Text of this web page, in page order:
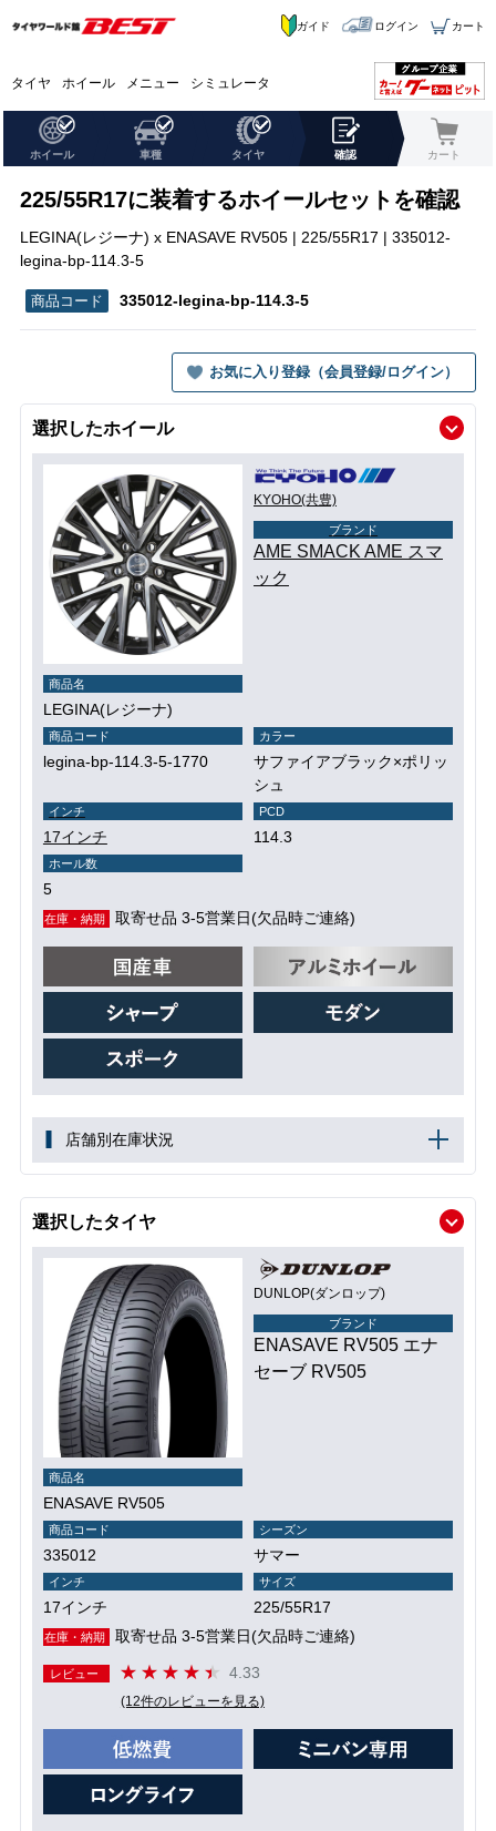
タイヤ ホイール メニュー シミュレータ
ガイド ログイン カート
ホイール 車種 タイヤ 確認 カート
225/55R17に装着するホイールセットを確認
LEGINA(レジーナ) x ENASAVE RV505 | 225/55R17 | 335012-
legina-bp-114.3-5
335012-legina-bp-114.3-5
お気に入り登録（会員登録/ログイン）
選択したホイール
KYOHO(共豊)
ブランド
AME SMACK AME スマ
ック
商品名
LEGINA(レジーナ)
商品コード
legina-bp-114.3-5-1770
カラー
サファイアブラック×ポリッ
シュ
インチ
17インチ
PCD
114.3
ホール数
5
在庫・納期 取寄せ品 3-5営業日(欠品時ご連絡)
店舗別在庫状況
選択したタイヤ
DUNLOP(ダンロップ)
ブランド
ENASAVE RV505 エナ
セーブ RV505
商品名
ENASAVE RV505
商品コード
335012
シーズン
サマー
インチ
17インチ
サイズ
225/55R17
在庫・納期 取寄せ品 3-5営業日(欠品時ご連絡)
レビュー 4.33
(12件のレビューを見る)